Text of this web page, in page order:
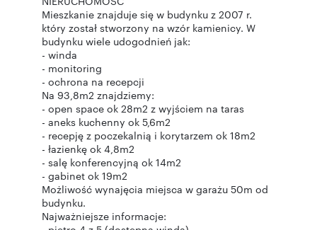
Mieszkanie znajduje się w budynku z 2007 r.
który został stworzony na wzór kamienicy. W
budynku wiele udogodnień jak:
- winda
- monitoring
- ochrona na recepcji
Na 93,8m2 znajdziemy:
- open space ok 28m2 z wyjściem na taras
- aneks kuchenny ok 5,6m2
- recepję z poczekalnią i korytarzem ok 18m2
- łazienkę ok 4,8m2
- salę konferencyjną ok 14m2
- gabinet ok 19m2
Możliwość wynajęcia miejsca w garażu 50m od
budynku.
Najważniejsze informacje: